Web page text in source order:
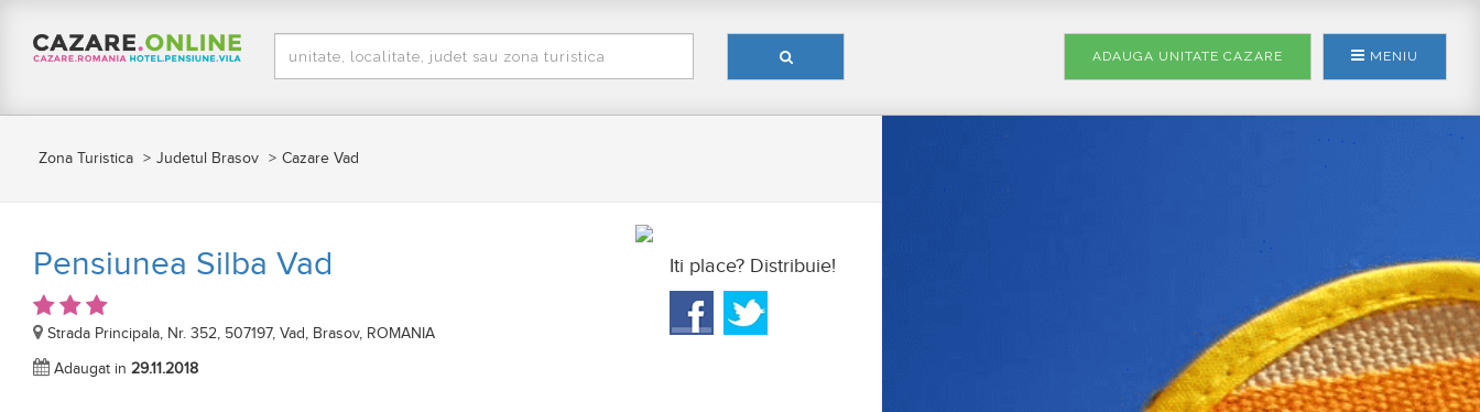
MENIU
ADAUGA UNITATE CAZARE
Zona Turistica Judetul Brasov Cazare Vad
Pensiunea Silba Vad
Strada Principala, Nr. 352, 507197, Vad, Brasov, ROMANIA
Adaugat in 29.11.2018
Iti place? Distribuie!